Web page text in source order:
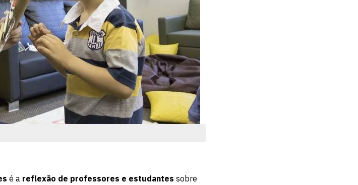
é a reflexão de professores e estudantes sobre